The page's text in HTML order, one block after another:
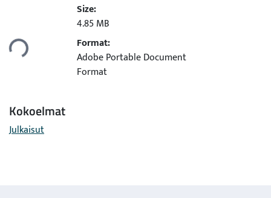
Size:
4.85 MB
Format:
Adobe Portable Document
Format
Kokoelmat
Julkaisut